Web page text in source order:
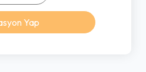
Yap